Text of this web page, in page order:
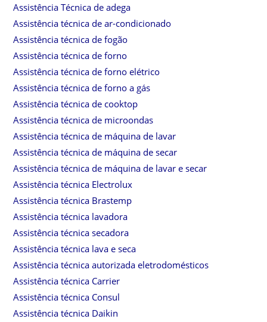
Assistência Técnica de adega
Assistência técnica de ar-condicionado
Assistência técnica de fogão
Assistência técnica de forno
Assistência técnica de forno elétrico
Assistência técnica de forno a gás
Assistência técnica de cooktop
Assistência técnica de microondas
Assistência técnica de máquina de lavar
Assistência técnica de máquina de secar
Assistência técnica de máquina de lavar e secar
Assistência técnica Electrolux
Assistência técnica Brastemp
Assistência técnica lavadora
Assistência técnica secadora
Assistência técnica lava e seca
Assistência técnica autorizada eletrodomésticos
Assistência técnica Carrier
Assistência técnica Consul
Assistência técnica Daikin